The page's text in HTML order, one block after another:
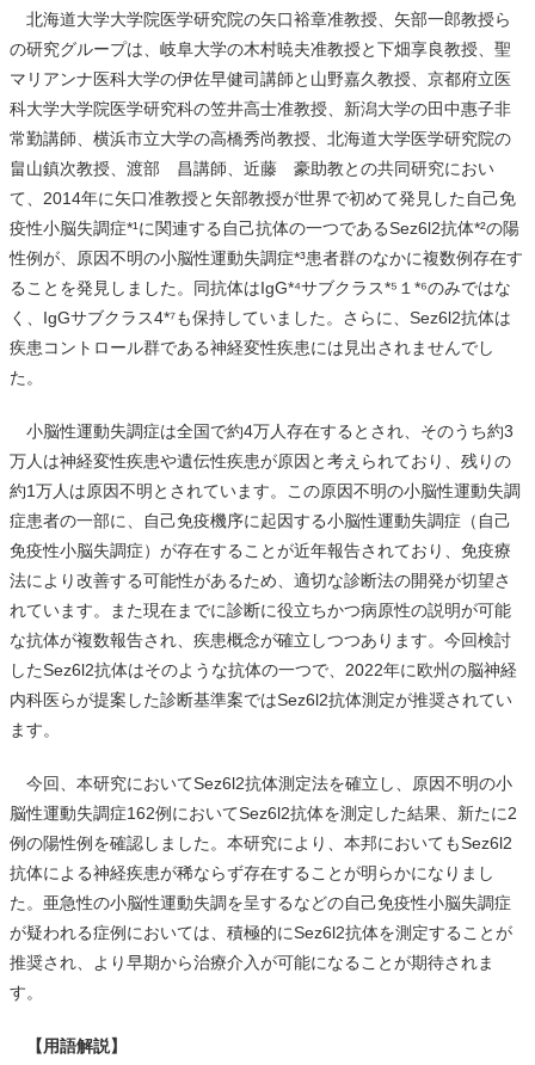
北海道大学大学院医学研究院の矢口裕章准教授、矢部一郎教授ら
の研究グループは、岐阜大学の木村暁夫准教授と下畑享良教授、聖
マリアンナ医科大学の伊佐早健司講師と山野嘉久教授、京都府立医
科大学大学院医学研究科の笠井高士准教授、新潟大学の田中惠子非
常勤講師、横浜市立大学の高橋秀尚教授、北海道大学医学研究院の
畠山鎮次教授、渡部 昌講師、近藤 豪助教との共同研究におい
て、2014年に矢口准教授と矢部教授が世界で初めて発見した自己免
疫性小脳失調症*¹に関連する自己抗体の一つであるSez6l2抗体*²の陽
性例が、原因不明の小脳性運動失調症*³患者群のなかに複数例存在す
ることを発見しました。同抗体はIgG*⁴サブクラス*⁵１*⁶のみではな
く、IgGサブクラス4*⁷も保持していました。さらに、Sez6l2抗体は
疾患コントロール群である神経変性疾患には見出されませんでし
た。
小脳性運動失調症は全国で約4万人存在するとされ、そのうち約3
万人は神経変性疾患や遺伝性疾患が原因と考えられており、残りの
約1万人は原因不明とされています。この原因不明の小脳性運動失調
症患者の一部に、自己免疫機序に起因する小脳性運動失調症（自己
免疫性小脳失調症）が存在することが近年報告されており、免疫療
法により改善する可能性があるため、適切な診断法の開発が切望さ
れています。また現在までに診断に役立ちかつ病原性の説明が可能
な抗体が複数報告され、疾患概念が確立しつつあります。今回検討
したSez6l2抗体はそのような抗体の一つで、2022年に欧州の脳神経
内科医らが提案した診断基準案ではSez6l2抗体測定が推奨されてい
ます。
今回、本研究においてSez6l2抗体測定法を確立し、原因不明の小
脳性運動失調症162例においてSez6l2抗体を測定した結果、新たに2
例の陽性例を確認しました。本研究により、本邦においてもSez6l2
抗体による神経疾患が稀ならず存在することが明らかになりまし
た。亜急性の小脳性運動失調を呈するなどの自己免疫性小脳失調症
が疑われる症例においては、積極的にSez6l2抗体を測定することが
推奨され、より早期から治療介入が可能になることが期待されま
す。
【用語解説】